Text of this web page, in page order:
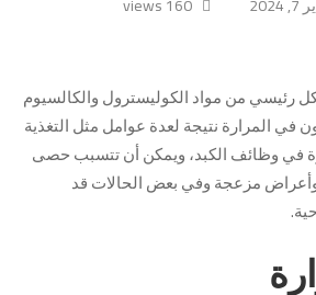
رئيسي من مواد الكوليسترول والكالسيوم
في المرارة نتيجة لعدة عوامل مثل التغذية
في وظائف الكبد، ويمكن أن تتسبب حصى
وأعراض مزعجة وفي بعض الحالات قد